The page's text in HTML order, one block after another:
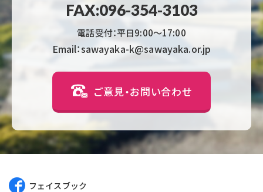
FAX:096-354-3103
電話受付：平日9:00〜17:00
Email：sawayaka-k@sawayaka.or.jp
ご意見・お問い合わせ
フェイスブック